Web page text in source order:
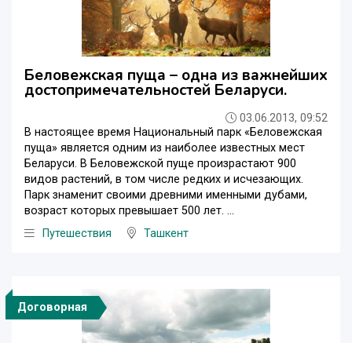
Беловежская пуща – одна из важнейших
достопримечательностей Беларуси.
03.06.2013, 09:52
В настоящее время Национальный парк «Беловежская
пуща» является одним из наиболее известных мест
Беларуси. В Беловежской пуще произрастают 900
видов растений, в том числе редких и исчезающих.
Парк знаменит своими древними именными дубами,
возраст которых превышает 500 лет. ...
Путешествия
Ташкент
Договорная